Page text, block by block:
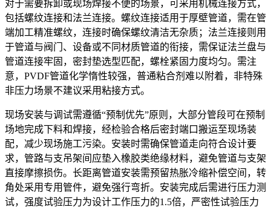
对于需要拆卸或现场焊接不便的场景，可采用机械连接方式，
包括螺纹连接和法兰连接。螺纹连接适用于厚壁管道，需在管
端加工精准螺纹，连接时确保螺纹清洁无杂质；法兰连接则用
于管道与阀门、设备或不同材质管道的衔接，需保证法兰盘与
管道连接牢固，密封垫选型匹配，螺栓紧固力度均匀。需注
意，PVDF管道化学惰性较强，普通粘合剂难以附着，非特殊
非压力场景不建议采用粘接方式。
现场安装与调试需遵循“预制优先”原则，大部分管段可在预制
场地完成下料和焊接，经检验合格后密封端口搬运至现场装
配，减少现场施工污染。安装时需确保管道走向符合设计要
求，管路与支吊架间应垫入橡胶类绝缘材料，避免管道与支架
直接摩擦损伤。长距离管道安装需预留热胀冷缩补偿空间，转
角处采用专用管件，避免强行弯折。安装完成后需进行压力测
试，强度试验压力为设计工作压力的1.5倍，严密性试验压力